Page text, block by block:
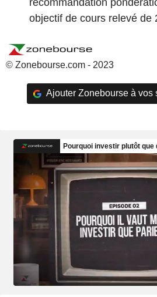
objectif de cours relevé de
© Zonebourse.com - 2023
Ajouter Zonebourse à vos